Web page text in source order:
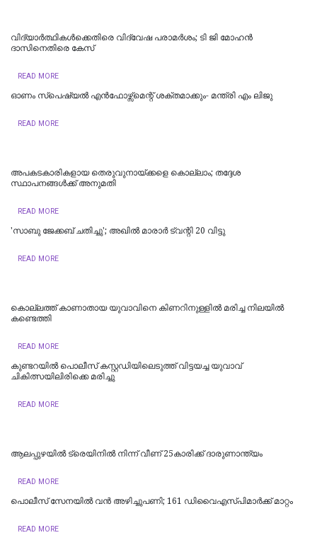
വിദ്യാര്‍ത്ഥികള്‍ക്കെതിരെ വിദ്വേഷ പരാമര്‍ശം; ടി ജി മോഹന്‍
ദാസിനെതിരെ കേസ്
READ MORE
ഓണം സ്‌പെഷ്യൽ എൻഫോഴ്സ്മെന്റ് ശക്തമാക്കും- മന്ത്രി എം ലിജു
READ MORE
അപകടകാരികളായ തെരുവുനായ്ക്കളെ കൊല്ലാം; തദ്ദേശ
സ്ഥാപനങ്ങൾക്ക് അനുമതി
READ MORE
'സാബു ജേക്കബ് ചതിച്ചു'; അഖിൽ മാരാർ ട്വന്റി 20 വിട്ടു
READ MORE
കൊല്ലത്ത് കാണാതായ യുവാവിനെ കിണറിനുള്ളിൽ മരിച്ച നിലയിൽ
കണ്ടെത്തി
READ MORE
കുണ്ടറയിൽ പൊലീസ് കസ്റ്റഡിയിലെടുത്ത് വിട്ടയച്ച യുവാവ്
ചികിത്സയിലിരിക്കെ മരിച്ചു
READ MORE
ആലപ്പുഴയിൽ ട്രെയിനില്‍ നിന്ന് വീണ് 25കാരിക്ക് ദാരുണാന്ത്യം
READ MORE
പൊലീസ് സേനയിൽ വൻ അഴിച്ചുപണി; 161 ഡിവൈഎസ്പിമാര്‍ക്ക് മാറ്റം
READ MORE